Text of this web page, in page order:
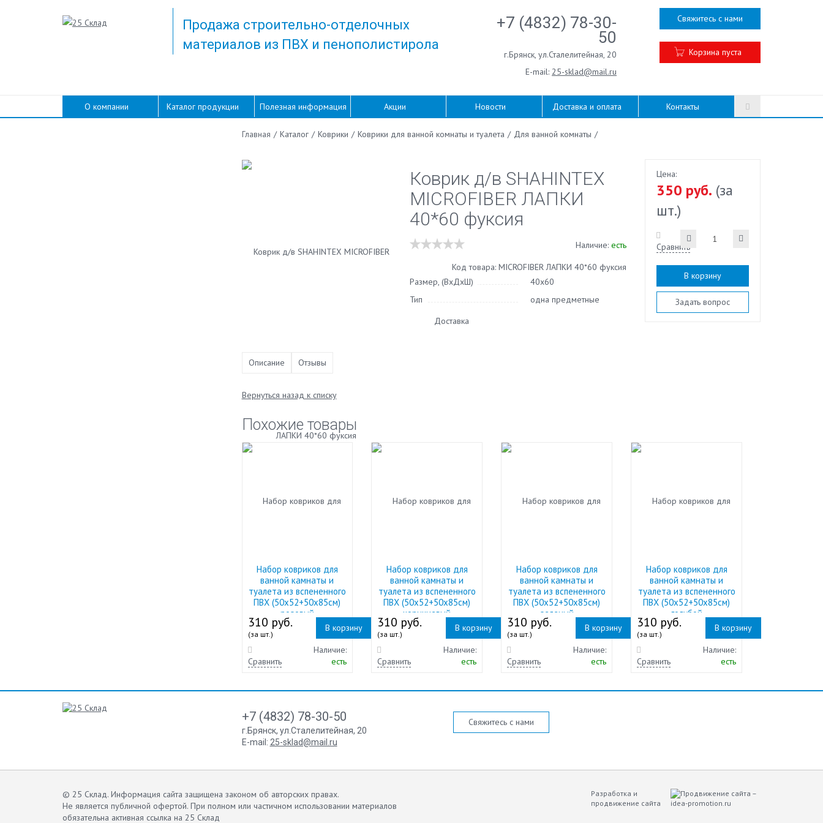
Продажа строительно-отделочных
материалов из ПВХ и пенополистирола
+7 (4832) 78-30-
50
г.Брянск, ул.Сталелитейная, 20
E-mail: 25-sklad@mail.ru
Свяжитесь с нами
Корзина пуста
О компании Каталог продукции Полезная информация Акции Новости Доставка и оплата Контакты
Главная / Каталог / Коврики / Коврики для ванной комнаты и туалета / Для ванной комнаты /
Коврик д/в SHAHINTEX
MICROFIBER ЛАПКИ
40*60 фуксия
Наличие: есть
Код товара: MICROFIBER ЛАПКИ 40*60 фуксия
Размер, (ВхДхШ)
40х60
Тип
одна предметные
Доставка
Цена:
350 руб. (за
шт.)
Сравнить
В корзину
Задать вопрос
Описание Отзывы
Вернуться назад к списку
Похожие товары
Набор ковриков для
ванной камнаты и
туалета из вспененного
ПВХ (50х52+50х85см)
розовый
310 руб.
(за шт.)
В корзину
Сравнить
Наличие:
есть
Набор ковриков для
ванной камнаты и
туалета из вспененного
ПВХ (50х52+50х85см)
коричневый
310 руб.
(за шт.)
В корзину
Сравнить
Наличие:
есть
Набор ковриков для
ванной камнаты и
туалета из вспененного
ПВХ (50х52+50х85см)
зеленый
310 руб.
(за шт.)
В корзину
Сравнить
Наличие:
есть
Набор ковриков для
ванной камнаты и
туалета из вспененного
ПВХ (50х52+50х85см)
голубой
310 руб.
(за шт.)
В корзину
Сравнить
Наличие:
есть
+7 (4832) 78-30-50
г.Брянск, ул.Сталелитейная, 20
E-mail: 25-sklad@mail.ru
Свяжитесь с нами
© 25 Склад. Информация сайта защищена законом об авторских правах.
Не является публичной офертой. При полном или частичном использовании материалов
обязательна активная ссылка на 25 Склад
Разработка и
продвижение сайта